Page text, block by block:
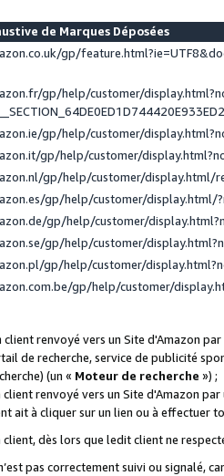
de Marques Déposées
gp/
gp/help/customer/
gp/help/customer/
gp/help/customer/
gp/help/customer/display.html/
gp/help/customer/display.html/
gp/help/customer/
gp/help/customer/
gp/help/customer/
gp/help/customer/
renvoyé vers un Site d'Amazon
de recherche, service de publicité
(un « Moteur de recherche ») ;
renvoyé vers un Site d'Amazon
ait à cliquer sur un lien ou à
dès lors que ledit client ne
pas correctement suivi ou signalé,